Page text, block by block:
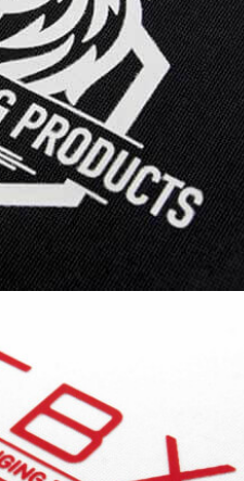
d'entretien avec
sans débords
respectueux de